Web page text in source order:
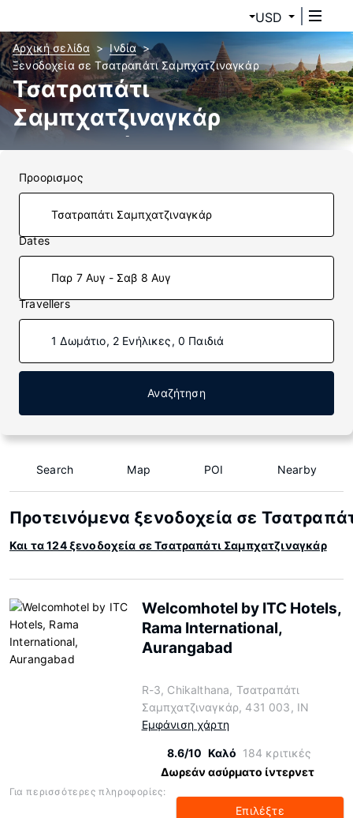
USD
Αρχική σελίδα
Ινδία
Ξενοδοχεία σε Τσατραπάτι Σαμπχατζιναγκάρ
Τσατραπάτι
Σαμπχατζιναγκάρ
ξενοδοχεία
Προορισμος
Dates
Παρ 7 Αυγ - Σαβ 8 Αυγ
Travellers
1 Δωμάτιο, 2 Ενήλικες, 0 Παιδιά
Αναζήτηση
Search Map POI Nearby
Προτεινόμενα ξενοδοχεία σε
Και τα 124 ξενοδοχεία σε Τσατραπάτι Σαμπχατζιναγκάρ
Welcomhotel by ITC Hotels,
Rama International,
Aurangabad
R-3, Chikalthana, Τσατραπάτι
Σαμπχατζιναγκάρ, 431 003, IN
Εμφάνιση χάρτη
8.6/10 Καλό 184 κριτικές
Δωρεάν ασύρματο ίντερνετ
Για περισσότερες πληροφορίες:
Επιλέξτε